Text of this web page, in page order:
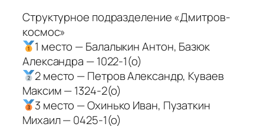
Структурное подразделение «Дмитров-
космос»
1 место — Балалыкин Антон, Базюк
Александра — 1022-1(о)
2 место — Петров Александр, Куваев
Максим — 1324-2(о)
3 место — Охинько Иван, Пузаткин
Михаил — 0425-1(о)